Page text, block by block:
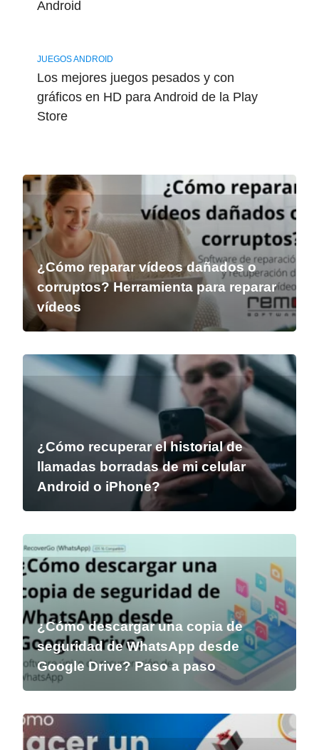
Android
JUEGOS ANDROID
Los mejores juegos pesados y con
gráficos en HD para Android de la Play
Store
¿Cómo reparar vídeos dañados o
corruptos? Herramienta para reparar
vídeos
¿Cómo recuperar el historial de
llamadas borradas de mi celular
Android o iPhone?
¿Cómo descargar una copia de
seguridad de WhatsApp desde
Google Drive? Paso a paso